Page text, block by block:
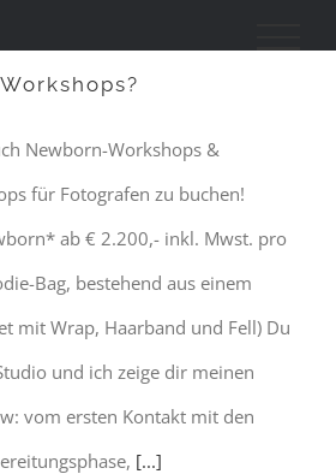
Newborn-Workshops &
für Fotografen zu buchen!
ab € 2.200,- inkl. Mwst. pro
Bag, bestehend aus einem
mit Wrap, Haarband und Fell) Du
und ich zeige dir meinen
vom ersten Kontakt mit den
[...]